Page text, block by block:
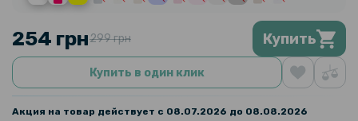
254 грн299 грн Купить
Купить в один клик
Акция на товар действует с 08.07.2026 до 08.08.2026